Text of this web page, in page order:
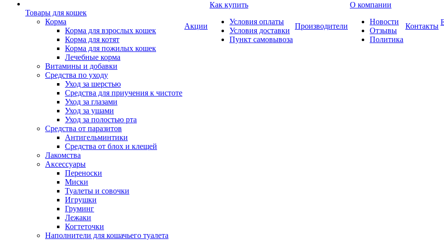
Товары для кошек
Корма
Корма для взрослых кошек
Корма для котят
Корма для пожилых кошек
Лечебные корма
Витамины и добавки
Средства по уходу
Уход за шерстью
Средства для приучения к чистоте
Уход за глазами
Уход за ушами
Уход за полостью рта
Средства от паразитов
Антигельминтики
Средства от блох и клещей
Лакомства
Аксессуары
Переноски
Миски
Туалеты и совочки
Игрушки
Груминг
Лежаки
Когтеточки
Наполнители для кошачьего туалета
Акции
Как купить
Условия оплаты
Условия доставки
Пункт самовывоза
Производители
О компании
Новости
Отзывы
Политика
Контакты